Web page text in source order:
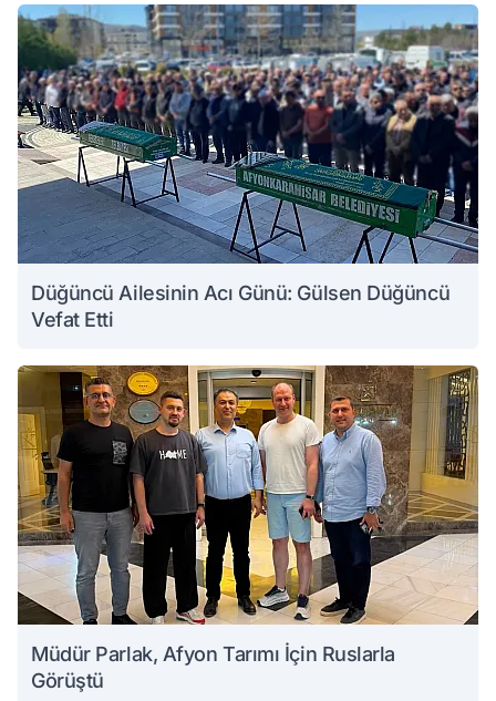
Düğüncü Ailesinin Acı Günü: Gülsen Düğüncü
Vefat Etti
Müdür Parlak, Afyon Tarımı İçin Ruslarla
Görüştü